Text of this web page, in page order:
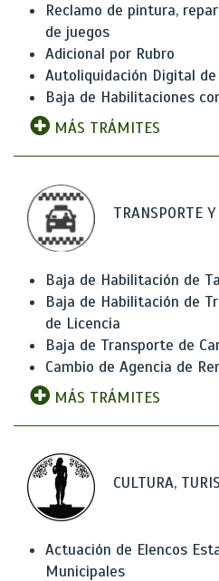
Reclamo de pintura,
de juegos
Adicional por Rubro
Autoliquidación Digital
Baja de Habilitaciones
MÁS TRÁMITES
TRANSPORTE
Baja de Habilitación de
Baja de Habilitación de
de Licencia
Baja de Transporte de
Cambio de Agencia de
MÁS TRÁMITES
CULTURA,
Actuación de Elencos
Municipales